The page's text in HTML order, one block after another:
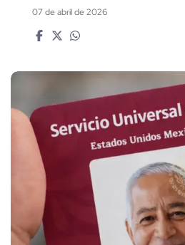
07 de abril de 2026